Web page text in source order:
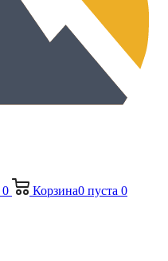
0 Корзина0 пуста 0